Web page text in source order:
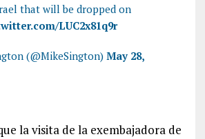
that will be dropped on
LUC2x81q9r
(@MikeSington)May 28,
la visita de la exembajadora de